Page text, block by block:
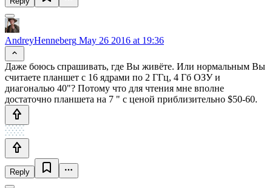
AndreyHenneberg May 26 2016 at 19:36
Даже боюсь спрашивать, где Вы живёте. Или нормальным Вы
считаете планшет с 16 ядрами по 2 ГГц, 4 Гб ОЗУ и
диагональю 40"? Потому что для чтения мне вполне
достаточно планшета на 7 " с ценой приблизительно $50-60.
Reply